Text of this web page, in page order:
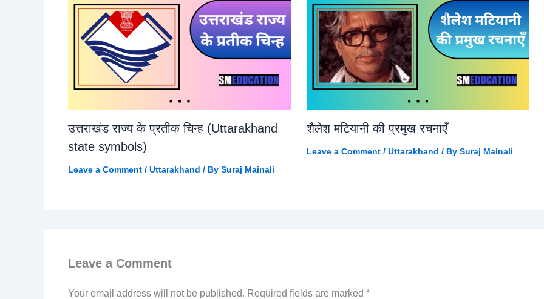
उत्तराखंड राज्य के प्रतीक चिन्ह (Uttarakhand
state symbols)
Leave a Comment / Uttarakhand / By Suraj Mainali
शैलेश मटियानी की प्रमुख रचनाएँ
Leave a Comment / Uttarakhand / By Suraj Mainali
Leave a Comment
Your email address will not be published. Required fields are marked *